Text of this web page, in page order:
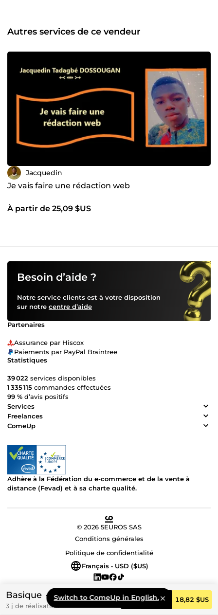
Basique
3 j de réalisation
Commander 18,82 $US
Optimisation de pages et textes existants • Copywriting
et orienté performance, vous êtes au bon endroit.
Contactez-moi pour discuter de votre projet. Cordialement
Autres services de ce vendeur
Jacquedin
Je vais faire une rédaction web
À partir de 25,09 $US
Switch to ComeUp in English.
Besoin d’aide ?
Notre service clients est à votre disposition
sur notre centre d’aide
Partenaires
Assurance par Hiscox
Paiements par PayPal Braintree
Statistiques
39 022 services disponibles
1 335 115 commandes effectuées
99 % d’avis positifs
Services
Freelances
ComeUp
Adhère à la Fédération du e-commerce et de la vente à
distance (Fevad) et à sa charte qualité.
© 2026 5EUROS SAS
Conditions générales
Politique de confidentialité
Français • USD ($US)